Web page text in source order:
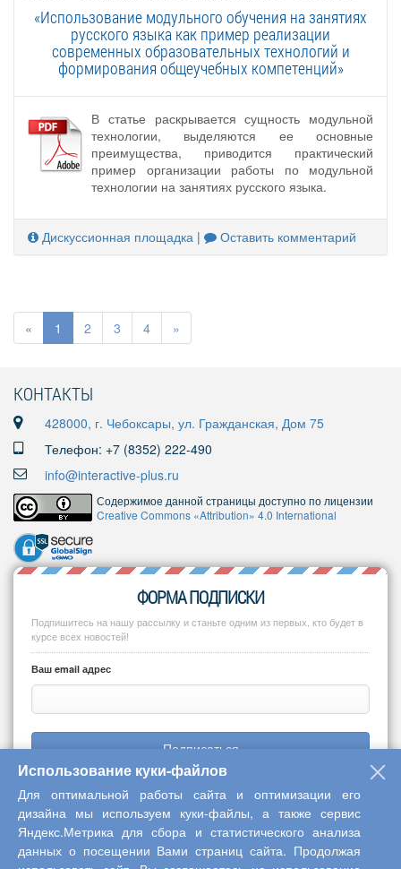
«Использование модульного обучения на занятиях
русского языка как пример реализации
современных образовательных технологий и
формирования общеучебных компетенций»
В статье раскрывается сущность модульной
технологии, выделяются ее основные
преимущества, приводится практический
пример организации работы по модульной
технологии на занятиях русского языка.
Дискуссионная площадка | Оставить комментарий
« 1 2 3 4 »
КОНТАКТЫ
428000, г. Чебоксары, ул. Гражданская, Дом 75
Телефон: +7 (8352) 222-490
info@interactive-plus.ru
Содержимое данной страницы доступно по лицензии
Creative Commons «Attribution» 4.0 International
ФОРМА ПОДПИСКИ
Подпишитесь на нашу рассылку и станьте одним из первых, кто будет в
курсе всех новостей!
Ваш email адрес
Подписаться
Copyright © 2013-2026 Центр научного сотрудничества «Интерактив
плюс»
Использование куки-файлов
Для оптимальной работы сайта и оптимизации его
дизайна мы используем куки-файлы, а также сервис
Яндекс.Метрика для сбора и статистического анализа
данных о посещении Вами страниц сайта. Продолжая